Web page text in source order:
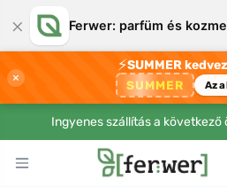
× Ferwer: parfüm és
×
⚡SUMMER
SUMMER Az
Ingyenes szállítás a következő